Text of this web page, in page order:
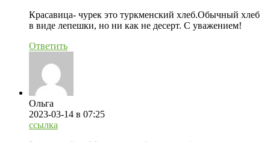
Красавица- чурек это туркменский хлеб.Обычный хлеб
в виде лепешки, но ни как не десерт. С уважением!
Ответить
Ольга
2023-03-14 в 07:25
ссылка